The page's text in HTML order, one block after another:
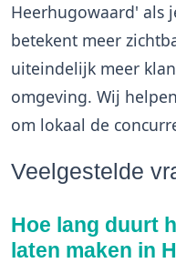
Heerhugowaard' als
betekent meer
uiteindelijk meer
omgeving. Wij
om lokaal de
Veelgestelde
Hoe lang duurt
laten maken in